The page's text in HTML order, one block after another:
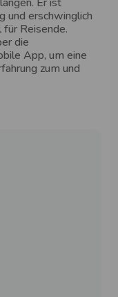
Sie jedoch
Er ist
und erschwinglich
Reisende.
die
App, um eine
zum und